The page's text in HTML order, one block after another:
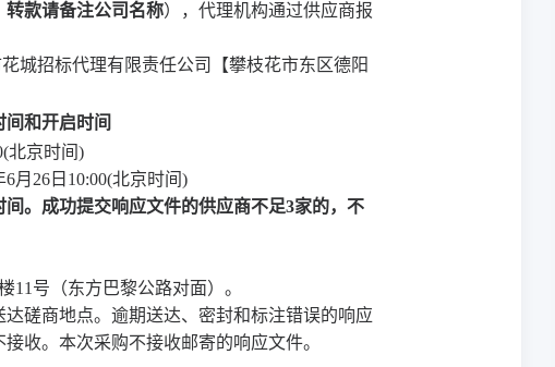
转款请备注公司名称），代理机构通过供应商报
城招标代理有限责任公司【攀枝花市东区德阳
和开启时间
北京时间)
6月 26 日 10:00(北京时间)
。成功提交响应文件的供应商不足3家的，不
11号（东方巴黎公路对面）。
磋商地点。逾期送达、密封和标注错误的响应
收。本次采购不接收邮寄的响应文件。